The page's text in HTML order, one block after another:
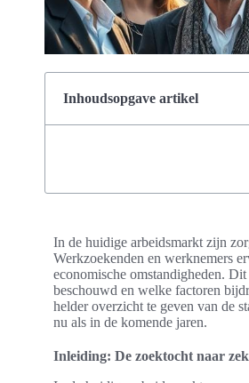
Inhoudsopgave artikel
In de huidige arbeidsmarkt zijn
Werkzoekenden en werknemers
economische omstandigheden.
beschouwd en welke factoren
helder overzicht te geven van de
nu als in de komende jaren.
Inleiding: De zoektocht naar